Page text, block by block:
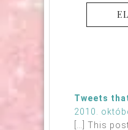
Tweets
2010.
[…] This